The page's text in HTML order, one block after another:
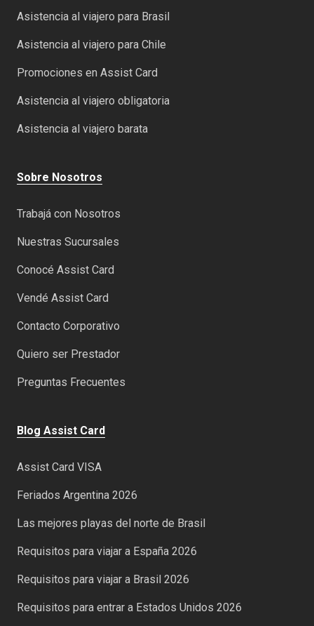
Asistencia al viajero para Brasil
Asistencia al viajero para Chile
Promociones en Assist Card
Asistencia al viajero obligatoria
Asistencia al viajero barata
Sobre Nosotros
Trabajá con Nosotros
Nuestras Sucursales
Conocé Assist Card
Vendé Assist Card
Contacto Corporativo
Quiero ser Prestador
Preguntas Frecuentes
Blog Assist Card
Assist Card VISA
Feriados Argentina 2026
Las mejores playas del norte de Brasil
Requisitos para viajar a España 2026
Requisitos para viajar a Brasil 2026
Requisitos para entrar a Estados Unidos 2026